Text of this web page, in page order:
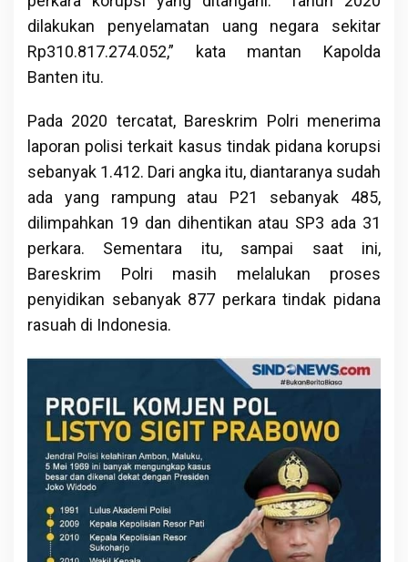
dilakukan penyelamatan uang negara sekitar
Rp310.817.274.052,” kata mantan Kapolda
Banten itu.
Pada 2020 tercatat, Bareskrim Polri menerima
laporan polisi terkait kasus tindak pidana korupsi
sebanyak 1.412. Dari angka itu, diantaranya sudah
ada yang rampung atau P21 sebanyak 485,
dilimpahkan 19 dan dihentikan atau SP3 ada 31
perkara. Sementara itu, sampai saat ini,
Bareskrim Polri masih melalukan proses
penyidikan sebanyak 877 perkara tindak pidana
rasuah di Indonesia.